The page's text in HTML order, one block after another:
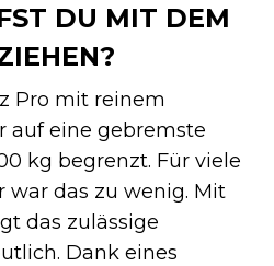
DU MIT DEM
Pro mit reinem
auf eine gebremste
kg begrenzt. Für viele
war das zu wenig. Mit
das zulässige
Dank eines